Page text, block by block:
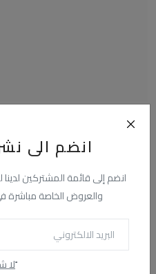
انضم الى
انضم إلى قائمة المشتركين لدينا
والعروض الخاصة مباشرة
ًلا
الأهلي يحصد المحصول من
عاشور
فبراير 11, 2025
إستطاع نجوم النادي الأهلي من
نايل من خلال...